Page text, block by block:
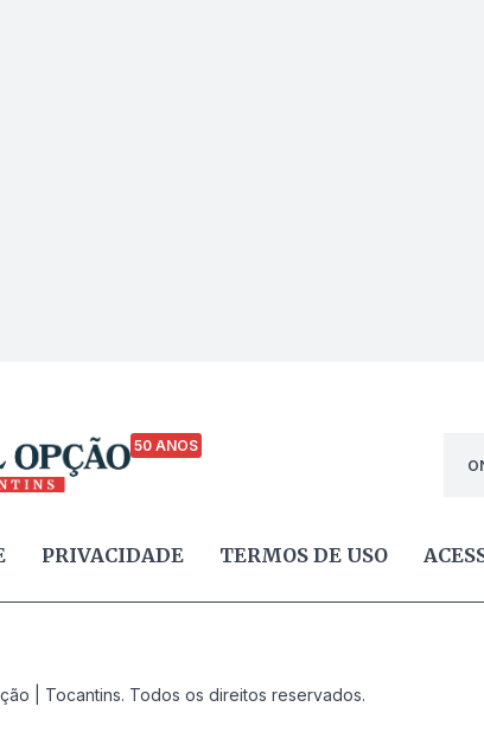
50 ANOS
PRIVACIDADE TERMOS DE USO
| Tocantins. Todos os direitos reservados.